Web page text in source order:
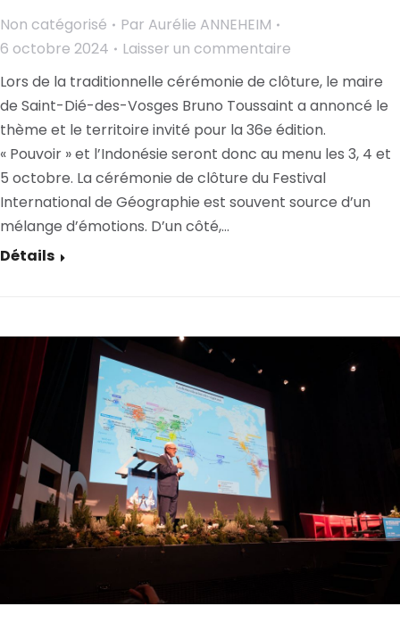
Non catégorisé Par Aurélie ANNEHEIM
6 octobre 2024
Laisser un commentaire
Lors de la traditionnelle cérémonie de clôture, le maire
de Saint-Dié-des-Vosges Bruno Toussaint a annoncé le
thème et le territoire invité pour la 36e édition.
« Pouvoir » et l’Indonésie seront donc au menu les 3, 4 et
5 octobre. La cérémonie de clôture du Festival
International de Géographie est souvent source d’un
mélange d’émotions. D’un côté,…
Détails